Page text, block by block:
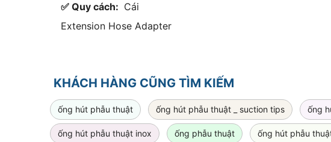
✅ Quy cách: Cái
Extension Hose Adapter
KHÁCH HÀNG CŨNG TÌM KIẾM
ống hút phẫu thuật ống hút phẫu thuật _ suction tips ống
ống hút phẫu thuật inox ống phẫu thuật ống hút phẫu